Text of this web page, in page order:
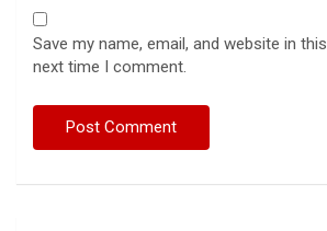
Save my name, email, and website in
next time I comment.